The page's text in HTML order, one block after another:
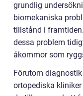
grundlig
biomekaniska
tillstånd i
dessa problem
åkommor som
Förutom
ortopediska